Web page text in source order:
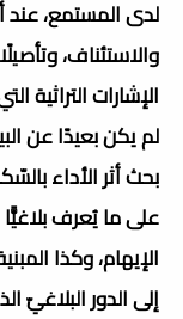
لدى المستمع، عند
والاستئناف،
الإشارات التراثية
لم يكن بعيدًا عن
بحث أثر الأداء
على ما يُعرف
الإيهام، وكذا
إلى الدور البلاغيّ